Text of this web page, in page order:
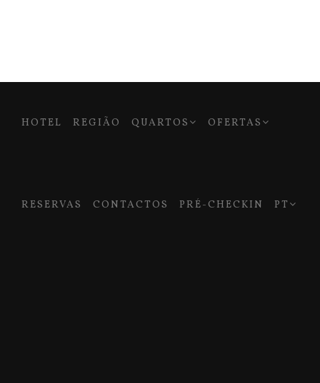
HOTEL REGIÃO QUARTOS OFERTAS
RESERVAS CONTACTOS PRÉ-CHECKIN PT